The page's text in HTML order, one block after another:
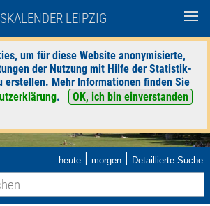
LEIPZIG
um für diese Website anonymisierte,
der Nutzung mit Hilfe der Statistik-
erstellen. Mehr Informationen finden Sie
.
OK, ich bin einverstanden
heute | morgen | Detaillierte Suche